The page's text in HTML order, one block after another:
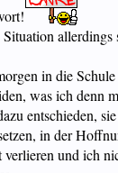
allerdings
in die Schule
was ich denn
entschieden,
in der
und ich